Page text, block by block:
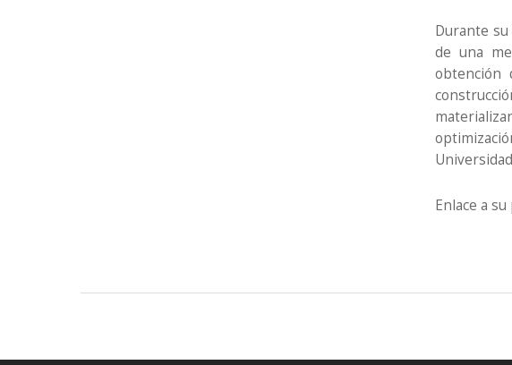
Durante
de una
obtención
Enlace a